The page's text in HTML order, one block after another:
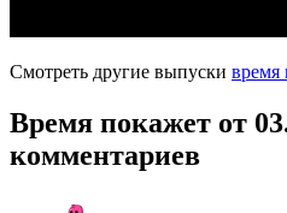
Смотреть другие выпуски время
Время покажет от
комментариев